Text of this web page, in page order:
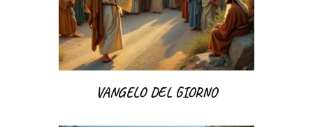
VANGELO DEL GIORNO